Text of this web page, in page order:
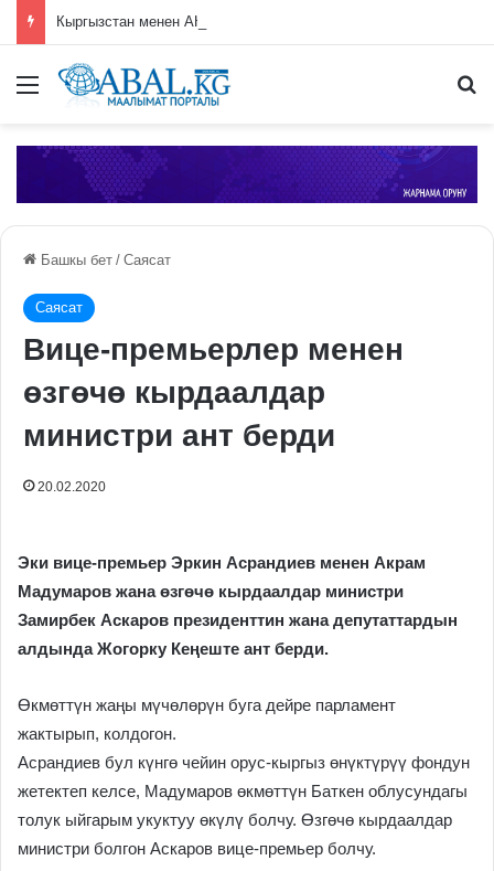
Меню
Башкы бет / Саясат
Саясат
Вице-премьерлер менен
өзгөчө кырдаалдар
министри ант берди
20.02.2020
Эки вице-премьер Эркин Асрандиев менен Акрам
Мадумаров жана өзгөчө кырдаалдар министри
Замирбек Аскаров президенттин жана депутаттардын
алдында Жогорку Кеңеште ант берди.
Өкмөттүн жаңы мүчөлөрүн буга дейре парламент
жактырып, колдогон.
Асрандиев бул күнгө чейин орус-кыргыз өнүктүрүү фондун
жетектеп келсе, Мадумаров өкмөттүн Баткен облусундагы
толук ыйгарым укуктуу өкүлү болчу. Өзгөчө кырдаалдар
министри болгон Аскаров вице-премьер болчу.